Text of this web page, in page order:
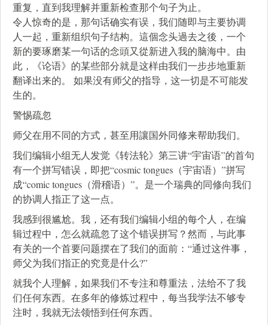
重复，直到我理解并重新检查那个句子为止。
令人惊奇的是，那句话确实有误，我们随即与主要协调
人一起，重新组织句子结构。這個念头過去之後，一个
新的要琢磨某一句话的念頭又從新进入我的脑海中。由
此，《论语》的某些部分就是这样由我们一步步地重新
翻译出来的。 如果没有师父的指导，这一切是不可能发
生的。
警惕疏忽
师父在用不同的方式，甚至用讓国外同修来帮助我们。
我们编辑小组无人发觉《转法轮》第三讲“宇宙语”的首句
有一个拼写错误，即把“cosmic tongues（宇宙语）”拼写
成“comic tongues（滑稽语）”。是一个瑞典的同修向我们
的协调人指正了这一点。
我感到很尴尬。我，还有我们编辑小组的每个人，在编
辑过程中，怎么就疏忽了这个错误拼写？然而，与此事
有关的一个首要问题摆在了我们的面前：“通过这件事，
师父为我们指正的究竟是什么?”
就我个人理解，如果我们不专注和尊重法，法给不了我
们任何东西。在多年的修炼过程中，每当我学法不够专
注时，我就无法领悟到任何东西。